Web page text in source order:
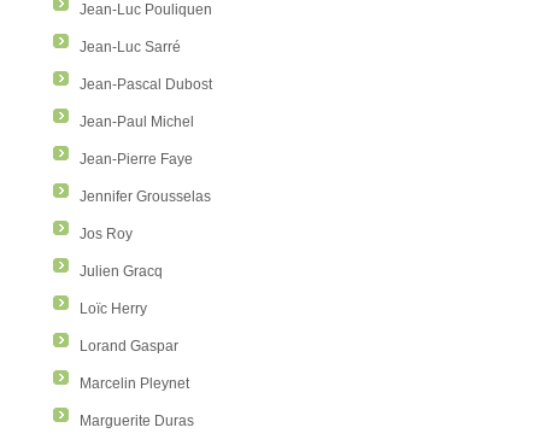
Jean-Luc Pouliquen
Jean-Luc Sarré
Jean-Pascal Dubost
Jean-Paul Michel
Jean-Pierre Faye
Jennifer Grousselas
Jos Roy
Julien Gracq
Loïc Herry
Lorand Gaspar
Marcelin Pleynet
Marguerite Duras